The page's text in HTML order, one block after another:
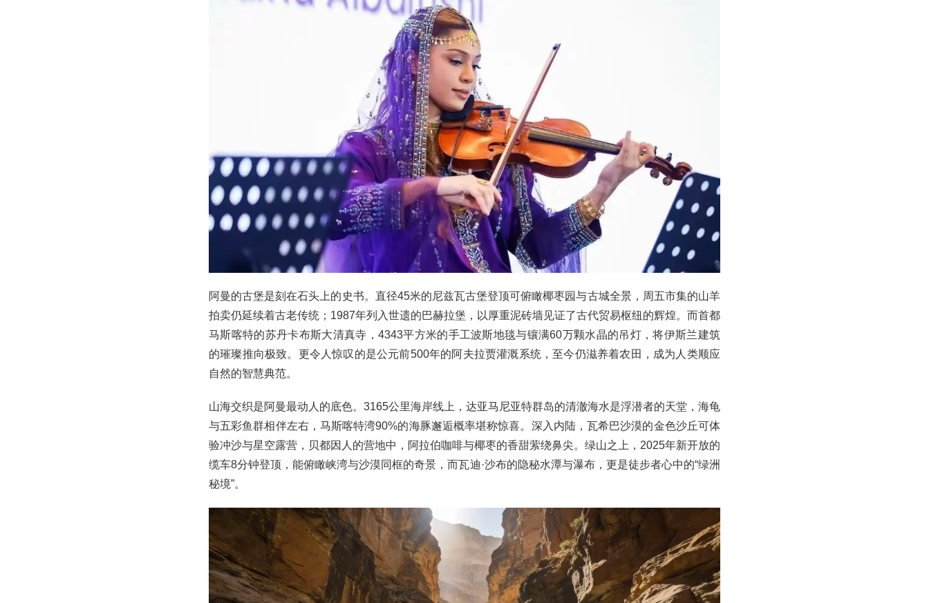
阿曼的古堡是刻在石头上的史书。直径45米的尼兹瓦古堡登顶可俯瞰椰枣园与古城全景，周五市集的山羊
拍卖仍延续着古老传统；1987年列入世遗的巴赫拉堡，以厚重泥砖墙见证了古代贸易枢纽的辉煌。而首都
马斯喀特的苏丹卡布斯大清真寺，4343平方米的手工波斯地毯与镶满60万颗水晶的吊灯，将伊斯兰建筑
的璀璨推向极致。更令人惊叹的是公元前500年的阿夫拉贾灌溉系统，至今仍滋养着农田，成为人类顺应
自然的智慧典范。
山海交织是阿曼最动人的底色。3165公里海岸线上，达亚马尼亚特群岛的清澈海水是浮潜者的天堂，海龟
与五彩鱼群相伴左右，马斯喀特湾90%的海豚邂逅概率堪称惊喜。深入内陆，瓦希巴沙漠的金色沙丘可体
验冲沙与星空露营，贝都因人的营地中，阿拉伯咖啡与椰枣的香甜萦绕鼻尖。绿山之上，2025年新开放的
缆车8分钟登顶，能俯瞰峡湾与沙漠同框的奇景，而瓦迪·沙布的隐秘水潭与瀑布，更是徒步者心中的“绿洲
秘境”。